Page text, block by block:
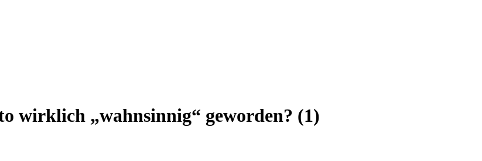
wirklich „wahnsinnig“ geworden? (1)